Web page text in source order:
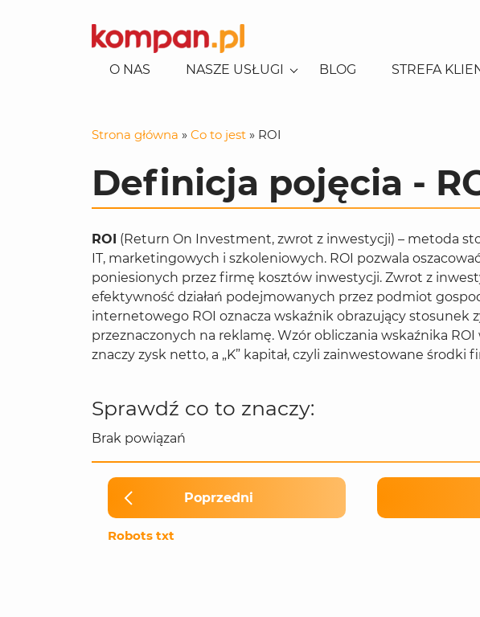
O NAS
NASZE USŁUGI
POZYCJONOWANIE
POZYCJONOWANIE SKLEPÓW
KAMPANIE REKLAMOWE
REKLAMA W GOOGLE
REKLAMA NA FACEBOOKU
REKLAMA NA TIKTOKU
CONSENT MODE
SOCIAL MEDIA
BUDOWA STRON I APLIKACJI
E-COMMERCE
GENEROWANIE LEADÓW
ANALITYKA
BLOG STREFA
Strona główna » Co to jest » ROI
Definicja pojęcia -
ROI (Return On Investment, zwrot z inwestycji) – metoda
IT, marketingowych i szkoleniowych. ROI pozwala
poniesionych przez firmę kosztów inwestycji. Zwrot z
efektywność działań podejmowanych przez podmiot
internetowego ROI oznacza wskaźnik obrazujący stosunek
przeznaczonych na reklamę. Wzór obliczania wskaźnika ROI
znaczy zysk netto, a „K” kapitał, czyli zainwestowane środki
Sprawdź co to znaczy:
Brak powiązań
Poprzedni
Robots txt